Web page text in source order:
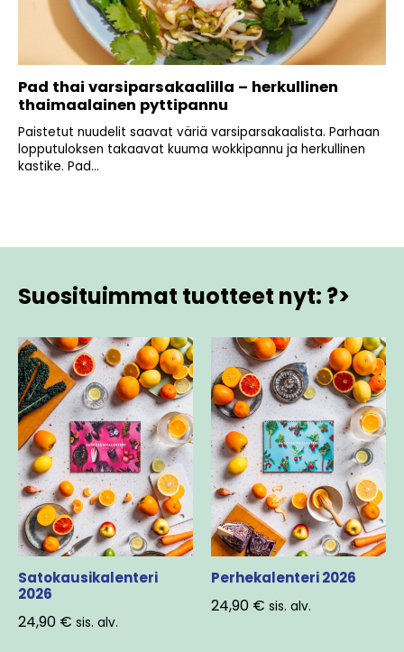
Pad thai varsiparsakaalilla – herkullinen
thaimaalainen pyttipannu
Paistetut nuudelit saavat väriä varsiparsakaalista. Parhaan
lopputuloksen takaavat kuuma wokkipannu ja herkullinen
kastike. Pad...
Suosituimmat tuotteet nyt: ?>
Satokausikalenteri
2026
24,90 € sis. alv.
Perhekalenteri 2026
24,90 € sis. alv.